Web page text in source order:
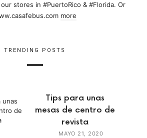
stores in #PuertoRico & #Florida. Or
more
TRENDING POSTS
Tips para unas
mesas de centro de
revista
MAYO 21, 2020